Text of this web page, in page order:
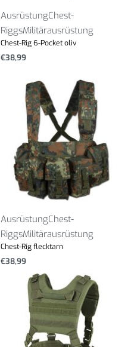
AusrüstungChest-
RiggsMilitärausrüstung
Chest-Rig 6-Pocket oliv
€38,99
AusrüstungChest-
RiggsMilitärausrüstung
Chest-Rig flecktarn
€38,99